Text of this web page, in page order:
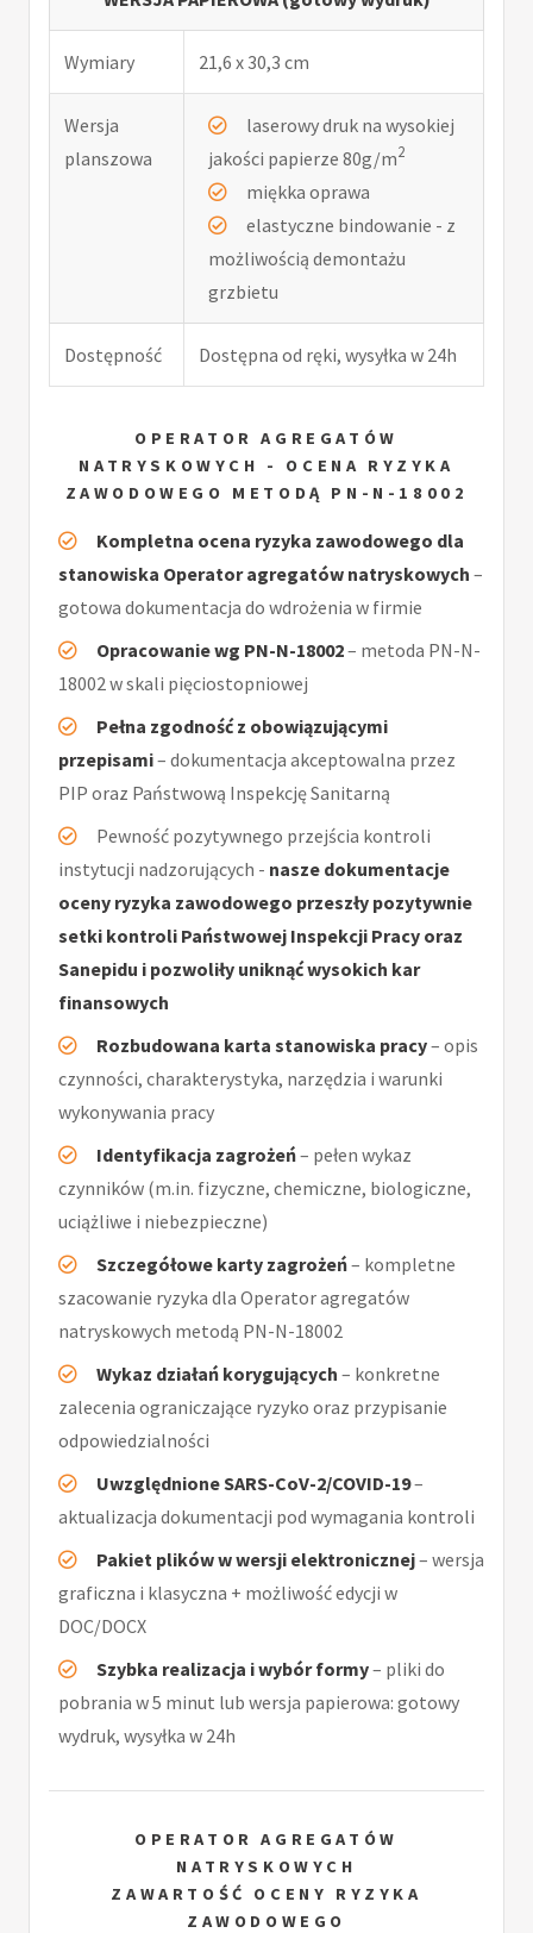
Wymiary 21,6 x 30,3 cm
Wersja
planszowa
laserowy druk na wysokiej
jakości papierze 80g/m2
miękka oprawa
elastyczne bindowanie - z
możliwością demontażu
grzbietu
Dostępność Dostępna od ręki, wysyłka w 24h
OPERATOR AGREGATÓW
NATRYSKOWYCH - OCENA RYZYKA
ZAWODOWEGO METODĄ PN-N-18002
Kompletna ocena ryzyka zawodowego dla
stanowiska Operator agregatów natryskowych –
gotowa dokumentacja do wdrożenia w firmie
Opracowanie wg PN-N-18002– metoda PN-N-
18002 w skali pięciostopniowej
Pełna zgodność z obowiązującymi
przepisami– dokumentacja akceptowalna przez
PIP oraz Państwową Inspekcję Sanitarną
Pewność pozytywnego przejścia kontroli
instytucji nadzorujących - nasze dokumentacje
oceny ryzyka zawodowego przeszły pozytywnie
setki kontroli Państwowej Inspekcji Pracy oraz
Sanepidu i pozwoliły uniknąć wysokich kar
finansowych
Rozbudowana karta stanowiska pracy– opis
czynności, charakterystyka, narzędzia i warunki
wykonywania pracy
Identyfikacja zagrożeń– pełen wykaz
czynników (m.in. fizyczne, chemiczne, biologiczne,
uciążliwe i niebezpieczne)
Szczegółowe karty zagrożeń– kompletne
szacowanie ryzyka dla Operator agregatów
natryskowych metodą PN-N-18002
Wykaz działań korygujących – konkretne
zalecenia ograniczające ryzyko oraz przypisanie
odpowiedzialności
Uwzględnione SARS-CoV-2/COVID-19–
aktualizacja dokumentacji pod wymagania kontroli
Pakiet plików w wersji elektronicznej– wersja
graficzna i klasyczna + możliwość edycji w
DOC/DOCX
Szybka realizacja i wybór formy– pliki do
pobrania w 5 minut lub wersja papierowa: gotowy
wydruk, wysyłka w 24h
OPERATOR AGREGATÓW
NATRYSKOWYCH
ZAWARTOŚĆ OCENY RYZYKA
ZAWODOWEGO